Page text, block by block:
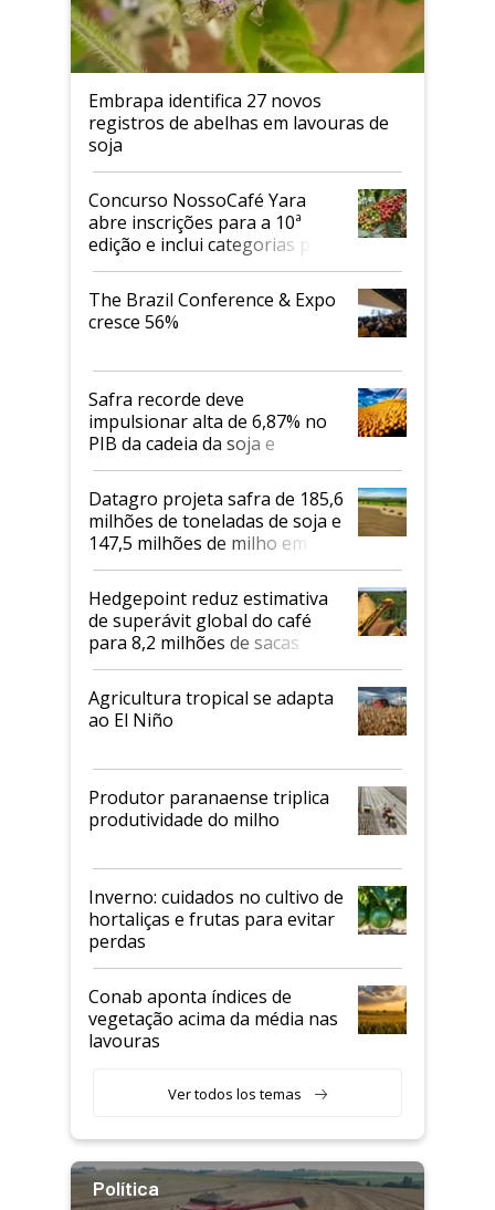
Embrapa identifica 27 novos
registros de abelhas em lavouras de
soja
Concurso NossoCafé Yara
abre inscrições para a 10ª
edição e inclui categorias para
cafés Canephora
The Brazil Conference & Expo
cresce 56%
Safra recorde deve
impulsionar alta de 6,87% no
PIB da cadeia da soja e
biodiesel em 2026
Datagro projeta safra de 185,6
milhões de toneladas de soja e
147,5 milhões de milho em
2026/27
Hedgepoint reduz estimativa
de superávit global do café
para 8,2 milhões de sacas
Agricultura tropical se adapta
ao El Niño
Produtor paranaense triplica
produtividade do milho
Inverno: cuidados no cultivo de
hortaliças e frutas para evitar
perdas
Conab aponta índices de
vegetação acima da média nas
lavouras
Ver todos los temas
Política